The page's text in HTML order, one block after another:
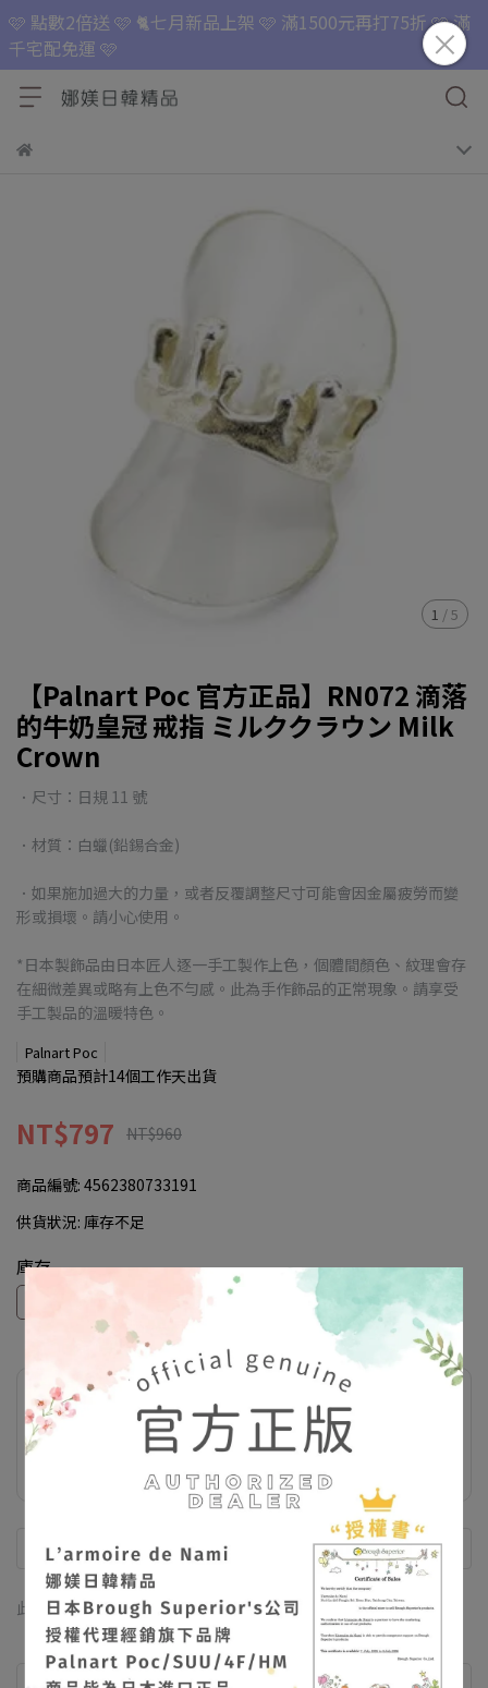
🩷 點數2倍送 🩷 🐈七月新品上架 🩷 滿1500元再打75折 🩷 滿
千宅配免運 🩷
1 /5
【Palnart Poc 官方正品】RN072 滴落
的牛奶皇冠 戒指 ミルククラウン Milk
Crown
．尺寸：日規 11 號
．材質：白蠟(鉛錫合金)
．如果施加過大的力量，或者反覆調整尺寸可能會因金屬疲勞而變
形或損壞。請小心使用。
*日本製飾品由日本匠人逐一手工製作上色，個體間顏色、紋理會存
在細微差異或略有上色不勻感。此為手作飾品的正常現象。請享受
手工製品的溫暖特色。
Palnart Poc
預購商品預計14個工作天出貨
NT$797 NT$960
商品編號: 4562380733191
供貨狀況: 庫存不足
庫存
此商品參與的優惠活動
滿額優惠(折扣於購物車顯示)
此商品 「 最高 」可以折抵紅利621點 (約等於NT$621)
商品介紹